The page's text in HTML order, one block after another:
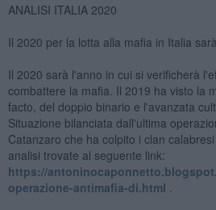
ANALISI ITALIA 2020
Il 2020 per la lotta alla mafia in Italia
Il 2020 sarà l'anno in cui si verificherà
combattere la mafia. Il 2019 ha visto la
facto, del doppio binario e l'avanzata
Situazione bilanciata dall'ultima
Catanzaro che ha colpito i clan
analisi trovate al seguente link:
https://
operazione-antimafia-di.html